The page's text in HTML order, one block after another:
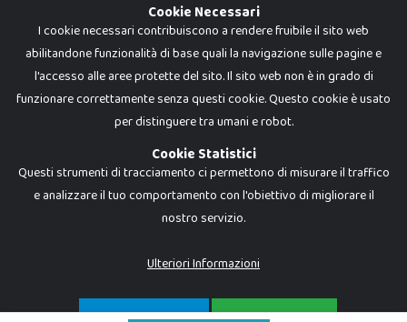
Dadi e Mattoncini è un brand di Giocabene Srl. Ogni riproduzione o utilizzo non
I prezzi e le promozioni pubblicate potrebbero differire da quanto esposto in
P.IVA 02608090425 - REA AN201199 - C.S. 10.000 i.v.
Cookie Necessari
I cookie necessari contribuiscono a rendere fruibile il sito web
abilitandone funzionalità di base quali la navigazione sulle pagine e
l'accesso alle aree protette del sito. Il sito web non è in grado di
funzionare correttamente senza questi cookie. Questo cookie è usato
per distinguere tra umani e robot.
Cookie Statistici
Questi strumenti di tracciamento ci permettono di misurare il traffico
e analizzare il tuo comportamento con l'obiettivo di migliorare il
nostro servizio.
Ulteriori Informazioni
SOLO NECESSARI ACCETTA TUTTO